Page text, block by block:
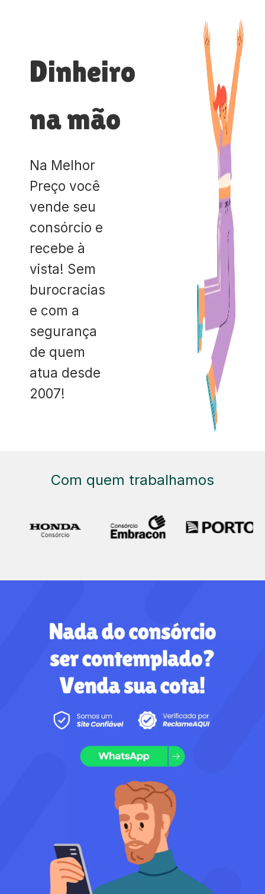
Dinheiro
na mão
Na Melhor
Preço você
vende seu
consórcio e
recebe à
vista! Sem
burocracias
e com a
segurança
de quem
atua desde
2007!
Com quem trabalhamos